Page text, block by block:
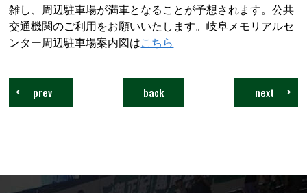
雑し、周辺駐車場が満車となることが予想されます。公共
交通機関のご利用をお願いいたします。岐阜メモリアルセ
ンター周辺駐車場案内図はこちら
next
back
prev